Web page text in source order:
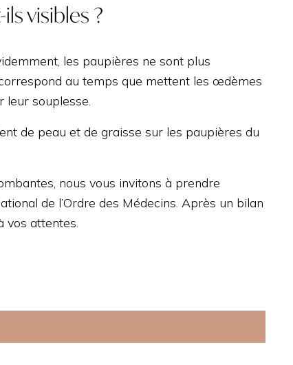
visibles ?
les paupières ne sont plus
au temps que mettent les œdèmes
souplesse.
de peau et de graisse sur les paupières du
nous vous invitons à prendre
de l’Ordre des Médecins. Après un bilan
attentes.